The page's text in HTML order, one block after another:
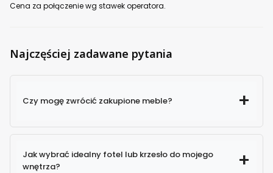
Cena za połączenie wg stawek operatora.
Najczęściej zadawane pytania
Czy mogę zwrócić zakupione meble?
Jak wybrać idealny fotel lub krzesło do mojego
wnętrza?